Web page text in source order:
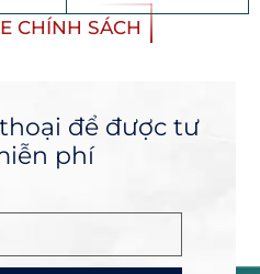
CHÍNH SÁCH
để được tư
phí